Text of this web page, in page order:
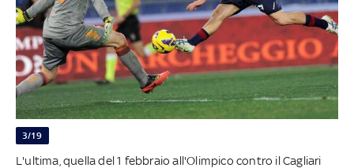
3/19
L'ultima, quella del 1 febbraio all'Olimpico contro il Cagliari